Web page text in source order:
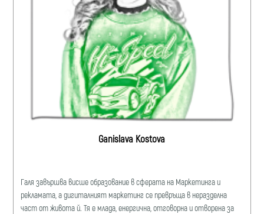
Ganislava Kostova
Галя завършва висше образование в сферата на Маркетинга и
рекламата, a дигиталният маркетинг се превръща в неразделна
част от живота й. Тя е млада, енергична, отговорна и отворена за